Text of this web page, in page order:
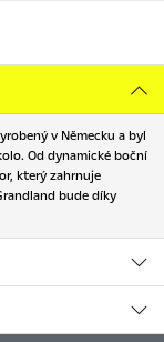
v Německu a byl
Od dynamické boční
který zahrnuje
bude díky